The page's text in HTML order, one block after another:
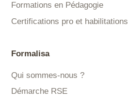
Formations en Pédagogie
Certifications pro et habilitations
Formalisa
Qui sommes-nous ?
Démarche RSE